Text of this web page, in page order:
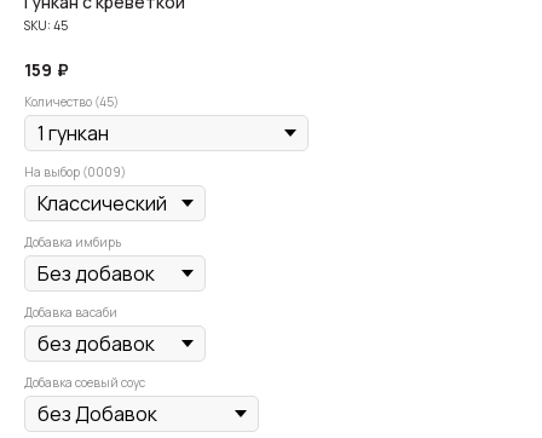
SKU: 45
159 ₽
Количество (45)
На выбор (0009)
Добавка имбирь
Добавка васаби
Добавка соевый соус